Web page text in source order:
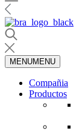
MENUMENU
Compañia
Productos